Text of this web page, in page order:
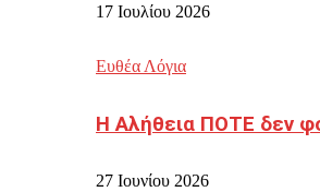
17 Ιουλίου 2026
Ευθέα Λόγια
Η Αλήθεια ΠΟΤΕ δεν
27 Ιουνίου 2026